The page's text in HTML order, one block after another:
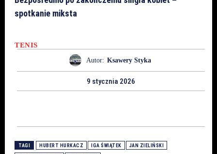
spotkanie miksta
TENIS
Autor: Ksawery Styka
9 stycznia 2026
TAGI HUBERT HURKACZ IGA ŚWIĄTEK JAN ZIELIŃSKI